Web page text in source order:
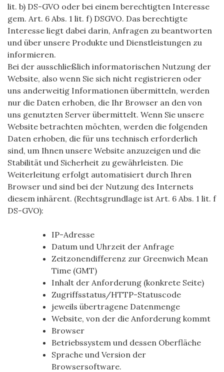
lit. b) DS-GVO oder bei einem berechtigten Interesse
gem. Art. 6 Abs. 1 lit. f) DSGVO. Das berechtigte
Interesse liegt dabei darin, Anfragen zu beantworten
und über unsere Produkte und Dienstleistungen zu
informieren.
Bei der ausschließlich informatorischen Nutzung der
Website, also wenn Sie sich nicht registrieren oder
uns anderweitig Informationen übermitteln, werden
nur die Daten erhoben, die Ihr Browser an den von
uns genutzten Server übermittelt. Wenn Sie unsere
Website betrachten möchten, werden die folgenden
Daten erhoben, die für uns technisch erforderlich
sind, um Ihnen unsere Website anzuzeigen und die
Stabilität und Sicherheit zu gewährleisten. Die
Weiterleitung erfolgt automatisiert durch Ihren
Browser und sind bei der Nutzung des Internets
diesem inhärent. (Rechtsgrundlage ist Art. 6 Abs. 1 lit. f
DS-GVO):
IP-Adresse
Datum und Uhrzeit der Anfrage
Zeitzonendifferenz zur Greenwich Mean
Time (GMT)
Inhalt der Anforderung (konkrete Seite)
Zugriffsstatus/HTTP-Statuscode
jeweils übertragene Datenmenge
Website, von der die Anforderung kommt
Browser
Betriebssystem und dessen Oberfläche
Sprache und Version der
Browsersoftware.